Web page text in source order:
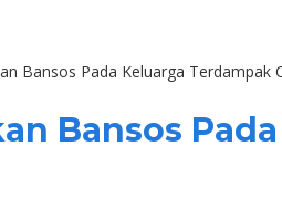
Bansos Pada Keluarga Terdampak
Bansos